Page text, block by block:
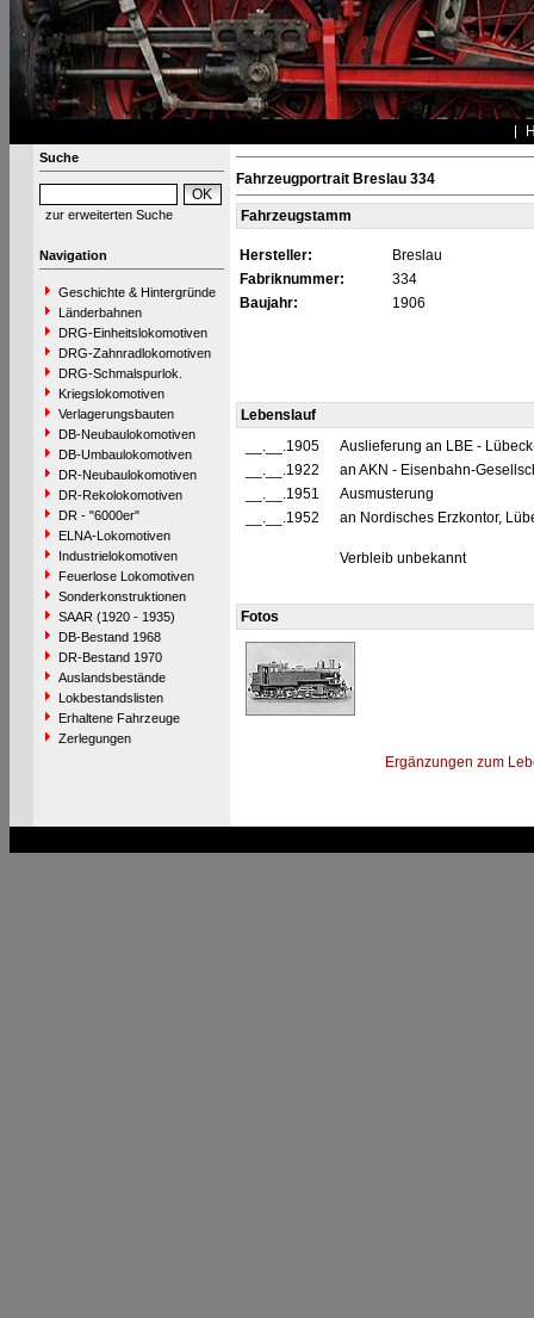
Suche
zur erweiterten Suche
Navigation
Geschichte & Hintergründe
Länderbahnen
DRG-Einheitslokomotiven
DRG-Zahnradlokomotiven
DRG-Schmalspurlok.
Kriegslokomotiven
Verlagerungsbauten
DB-Neubaulokomotiven
DB-Umbaulokomotiven
DR-Neubaulokomotiven
DR-Rekolokomotiven
DR - "6000er"
ELNA-Lokomotiven
Industrielokomotiven
Feuerlose Lokomotiven
Sonderkonstruktionen
SAAR (1920 - 1935)
DB-Bestand 1968
DR-Bestand 1970
Auslandsbestände
Lokbestandslisten
Erhaltene Fahrzeuge
Zerlegungen
Fahrzeugportrait Breslau 334
Fahrzeugstamm
Hersteller:
Breslau
Fabriknummer:
334
Baujahr:
1906
Lebenslauf
__.__.1905
Auslieferung an LBE -
__.__.1922
an AKN - Eisenbahn-
__.__.1951
Ausmusterung
__.__.1952
an Nordisches Erzkontor,
Verbleib unbekannt
Fotos
Ergänzungen zum